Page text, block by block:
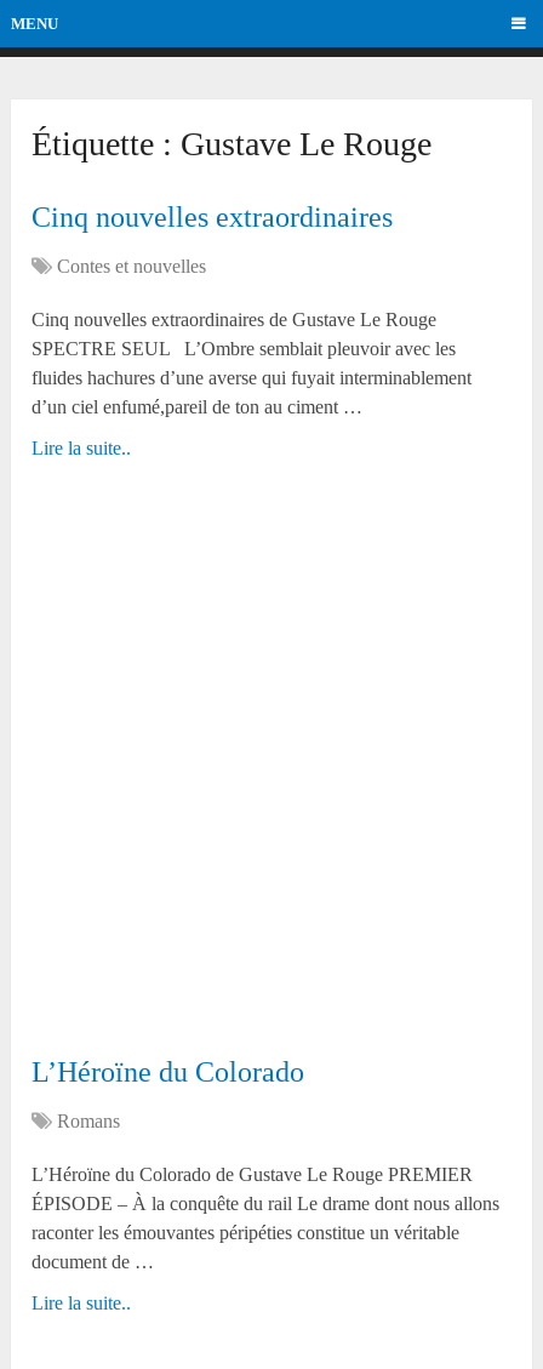
MENU
Étiquette : Gustave Le Rouge
Cinq nouvelles extraordinaires
Contes et nouvelles
Cinq nouvelles extraordinaires de Gustave Le Rouge
SPECTRE SEUL L’Ombre semblait pleuvoir avec les
fluides hachures d’une averse qui fuyait interminablement
d’un ciel enfumé,pareil de ton au ciment …
Lire la suite..
L’Héroïne du Colorado
Romans
L’Héroïne du Colorado de Gustave Le Rouge PREMIER
ÉPISODE – À la conquête du rail Le drame dont nous allons
raconter les émouvantes péripéties constitue un véritable
document de …
Lire la suite..